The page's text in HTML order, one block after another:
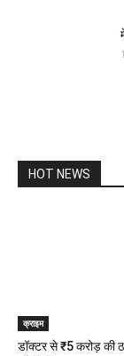
HOT NEWS
क्राइम
डॉक्टर से ₹5 करोड़ की